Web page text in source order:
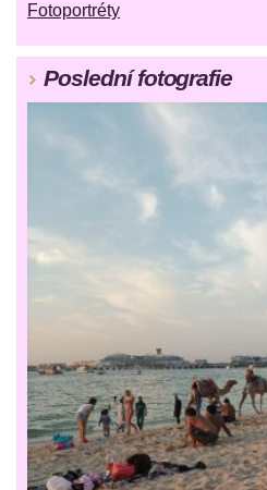
Fotoportréty
Poslední fotografie